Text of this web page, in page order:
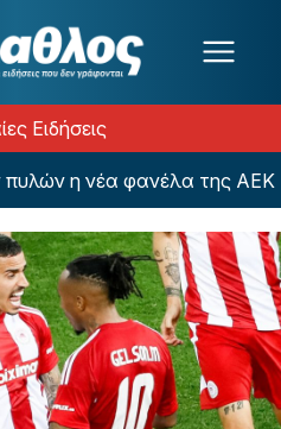
Ειδήσεις
η νέα φανέλα της ΑΕΚ -